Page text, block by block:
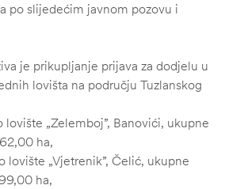
po slijedećim javnom pozovu i
je prikupljanje prijava za dodjelu u
lovišta na području Tuzlanskog
lovište „Zelemboj”, Banovići, ukupne
ha,
lovište „Vjetrenik”, Čelić, ukupne
ha,